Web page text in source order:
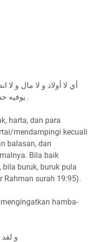
أي لا أولاد و لا مال و لا
يوفيه حسابه ، إن خيراً فخير ، و إن شراً فشر .
harta, dan para
mendampingi kecuali
balasan, dan
Bila baik
buruk, buruk pula
Rahman surah 19:95).
hamba-
و